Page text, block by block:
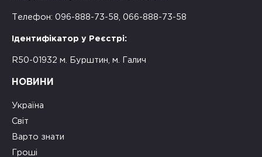
Телефон: 096-888-73-58, 066-888-73-58
Ідентифікатор у Реєстрі:
R50-01932 м. Бурштин, м. Галич
НОВИНИ
Україна
Світ
Варто знати
Гроші